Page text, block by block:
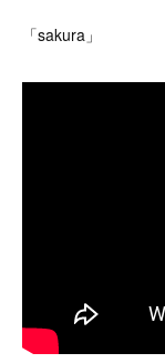
「sakura」